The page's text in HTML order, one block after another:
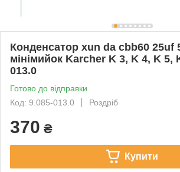
Конденсатор xun da cbb60 25uf
мінімийок Karcher K 3, K 4, K 5,
013.0
Готово до відправки
Код: 9.085-013.0
Роздріб
370 ₴
Купити